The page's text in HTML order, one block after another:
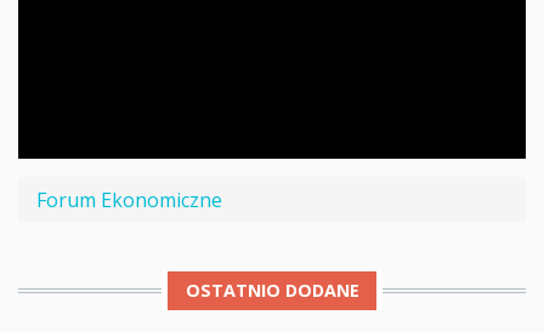
Forum Ekonomiczne
OSTATNIO DODANE